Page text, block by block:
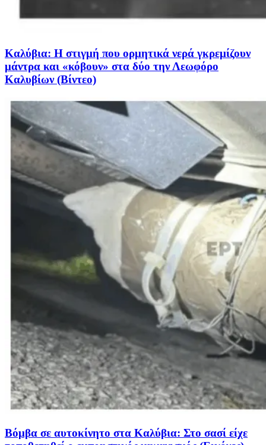
Καλύβια: Η στιγμή που ορμητικά νερά γκρεμίζουν
μάντρα και «κόβουν» στα δύο την Λεωφόρο
Καλυβίων (Βίντεο)
Βόμβα σε αυτοκίνητο στα Καλύβια: Στο σασί είχε